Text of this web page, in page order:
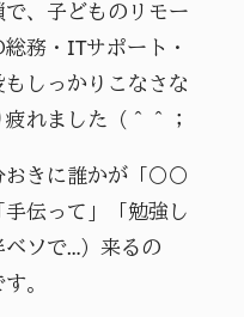
、子どものリモー
務・ITサポート・
しっかりこなさな
れました（＾＾；
きに誰かが「〇〇
伝って」「勉強し
ベソで…）来るの
。